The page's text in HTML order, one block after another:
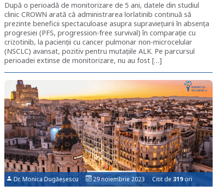
După o perioadă de monitorizare de 5 ani, datele din studiul
clinic CROWN arată că administrarea lorlatinib continuă să
prezinte beneficii spectaculoase asupra supraviețuirii în absența
progresiei (PFS, progression-free survival) în comparație cu
crizotinib, la pacienții cu cancer pulmonar non-microcelular
(NSCLC) avansat, pozitiv pentru mutațiile ALK. Pe parcursul
perioadei extinse de monitorizare, nu au fost […]
Dr. Monica Dugăeșescu 29 noiembrie 2023 Citit de 319ori